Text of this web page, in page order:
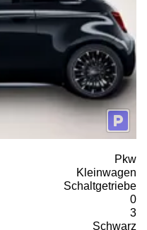
Pkw
Kleinwagen
Schaltgetriebe
0
3
Schwarz